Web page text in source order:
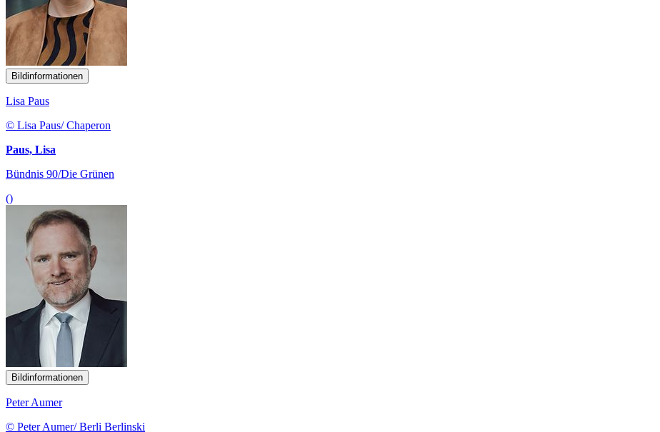
Bildinformationen
Lisa Paus
© Lisa Paus/ Chaperon
Paus, Lisa
Bündnis 90/Die Grünen
()
Bildinformationen
Peter Aumer
© Peter Aumer/ Berli Berlinski